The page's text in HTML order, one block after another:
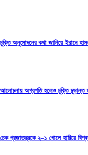
চুক্তি অনুমোদনের কথা জানিয়ে ইরানে
আলোচনায় অগ্রগতি হলেও চুক্তি চূড়ান্ত
চেক প্রজাতন্ত্রকে ২–১ গোলে হারিয়ে